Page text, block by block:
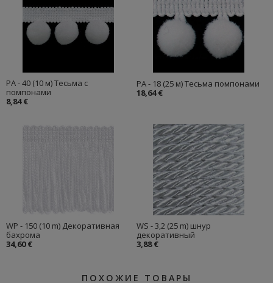
PA - 40 (10 м) Тесьма с
помпонами
8,84 €
PA - 18 (25 м) Тесьма помпонами
18,64 €
WP - 150 (10 m) Декоративная
бахрома
34,60 €
WS - 3,2 (25 m) шнур
декоративный
3,88 €
ПОХОЖИЕ ТОВАРЫ